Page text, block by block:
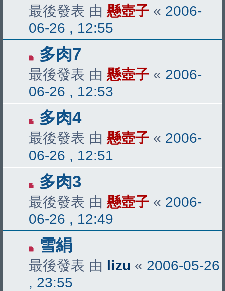
最後發表 由 懸壺子 « 2006-
06-26 , 12:55
多肉7
最後發表 由 懸壺子 « 2006-
06-26 , 12:53
多肉4
最後發表 由 懸壺子 « 2006-
06-26 , 12:51
多肉3
最後發表 由 懸壺子 « 2006-
06-26 , 12:49
雪絹
最後發表 由 lizu « 2006-05-26
, 23:55